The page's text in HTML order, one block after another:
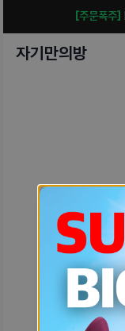
[주문폭주]
자기만의방